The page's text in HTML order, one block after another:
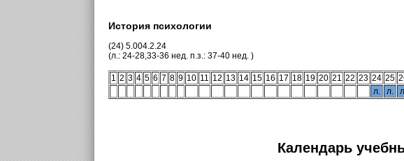
История психологии
(24) 5.004.2.24
(л.: 24-28,33-36 нед. п.з.: 37-40 нед. )
1 2 3 4 5 6 7 8 9 10 11 12 13 14 15 16 17 18 19 20 21 22 23 24 25
л.
л.
Календарь